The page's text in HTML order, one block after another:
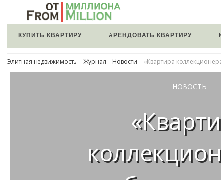
КУПИТЬ КВАРТИРУ АРЕНДОВАТЬ КВАРТИРУ
Элитная недвижимость Журнал Новости «Квартира
НОВОСТЬ